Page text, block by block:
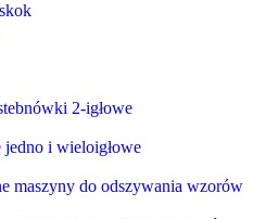
2-igłowe
i wieloigłowe
maszyny do odszywania wzorów